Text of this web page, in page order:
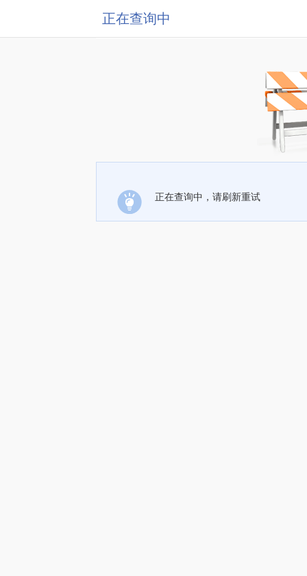
正在查询中
正在查询中，请刷新重试